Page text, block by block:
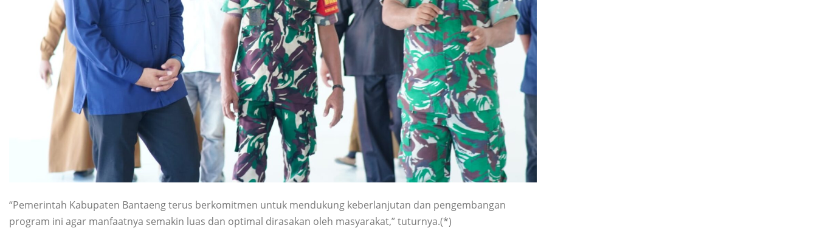
“Pemerintah Kabupaten Bantaeng terus berkomitmen untuk mendukung keberlanjutan dan pengembangan
program ini agar manfaatnya semakin luas dan optimal dirasakan oleh masyarakat,” tuturnya.(*)